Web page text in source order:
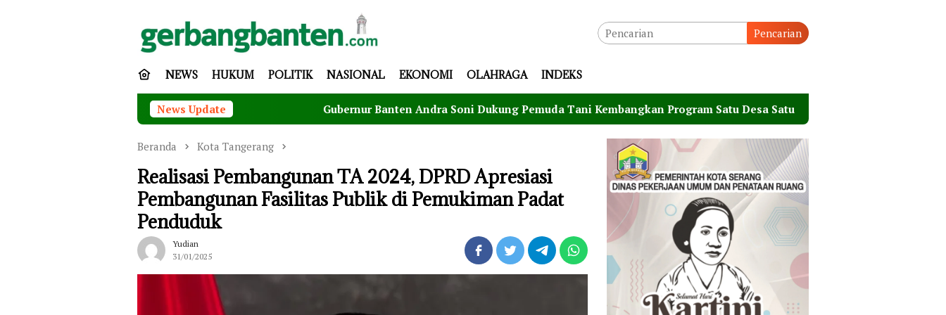
Pencarian
NEWS HUKUM POLITIK NASIONAL EKONOMI OLAHRAGA INDEKS
News Update Gubernur Banten Andra Soni Dukung Pemuda Tani Kembangkan Program Satu Desa Satu Hektare Jagung
Beranda Kota Tangerang
Realisasi Pembangunan TA 2024, DPRD Apresiasi
Pembangunan Fasilitas Publik di Pemukiman Padat
Penduduk
Yudian
31/01/2025